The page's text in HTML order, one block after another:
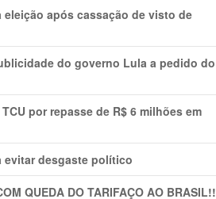
após cassação de visto de
do governo Lula a pedido do
por repasse de R$ 6 milhões em
evitar desgaste político
QUEDA DO TARIFAÇO AO BRASIL!!